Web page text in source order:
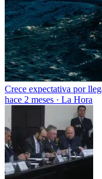
Crece expectativa por
hace 2 meses · La Hora